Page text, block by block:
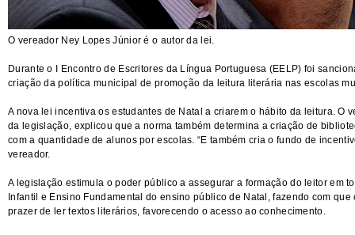
O vereador Ney Lopes Júnior é o autor da lei.
Durante o I Encontro de Escritores da Língua Portuguesa (EELP) foi
criação da política municipal de promoção da leitura literária nas escolas
A nova lei incentiva os estudantes de Natal a criarem o hábito da leitura. O
da legislação, explicou que a norma também determina a criação de
com a quantidade de alunos por escolas. “E também cria o fundo de
vereador.
A legislação estimula o poder público a assegurar a formação do leitor em
Infantil e Ensino Fundamental do ensino público de Natal, fazendo com
prazer de ler textos literários, favorecendo o acesso ao conhecimento.